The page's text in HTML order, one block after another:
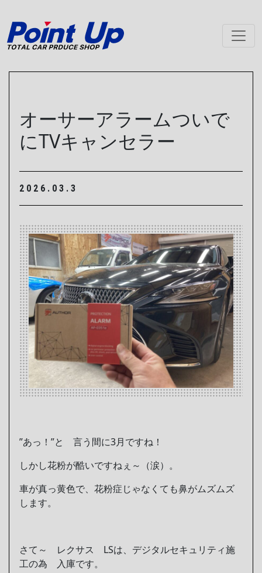
メインナビゲーション
オーサーアラームついで
にTVキャンセラー
2026.03.3
”あっ！”と 言う間に3月ですね！
しかし花粉が酷いですねぇ～（涙）。
車が真っ黄色で、花粉症じゃなくても鼻がムズムズ
します。
さて～ レクサス LSは、デジタルセキュリティ施
工の為 入庫です。